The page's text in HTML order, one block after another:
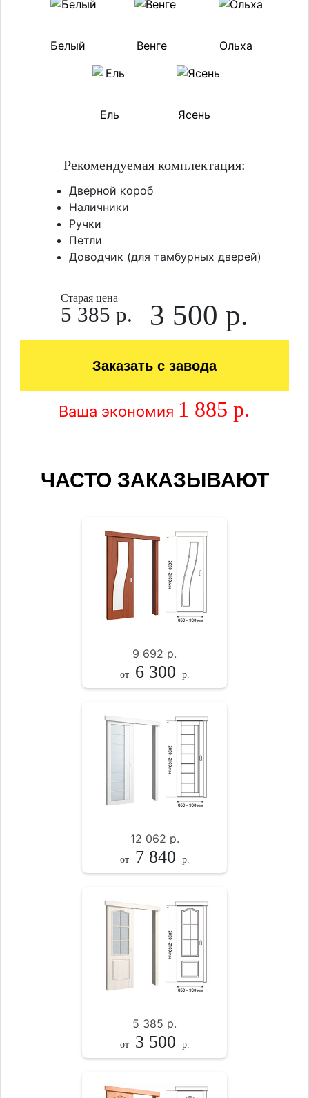
Белый Венге Ольха
Ель Ясень
Рекомендуемая комплектация:
Дверной короб
Наличники
Ручки
Петли
Доводчик (для тамбурных дверей)
Старая цена
5 385 р. 3 500 р.
Заказать с завода
Ваша экономия 1 885 р.
ЧАСТО ЗАКАЗЫВАЮТ
9 692 р.
от 6 300 р.
12 062 р.
от 7 840 р.
5 385 р.
от 3 500 р.